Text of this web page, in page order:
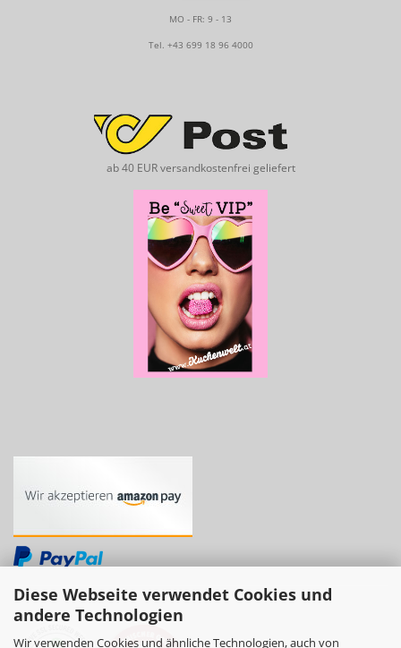
Diese Webseite verwendet Cookies und
andere Technologien
Wir verwenden Cookies und ähnliche Technologien, auch von
MO - FR: 9 - 13
Tel. +43 699 18 96 4000
ab 40 EUR versandkostenfrei geliefert